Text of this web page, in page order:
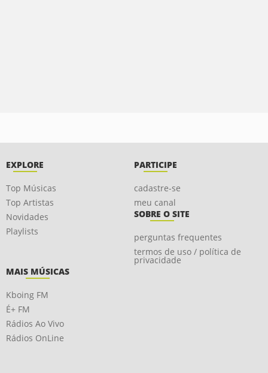
EXPLORE
Top Músicas
Top Artistas
Novidades
Playlists
PARTICIPE
cadastre-se
meu canal
SOBRE O SITE
perguntas frequentes
termos de uso / política de
privacidade
MAIS MÚSICAS
Kboing FM
É+ FM
Rádios Ao Vivo
Rádios OnLine